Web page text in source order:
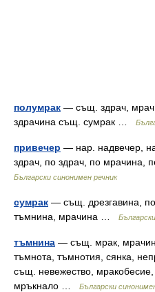
полумрак — същ. здрач,
здрачина същ. сумрак …
привечер — нар. надвечер,
здрач, по здрач, по мрачина,
Български синонимен речник
сумрак — същ. дрезгавина,
тъмнина, мрачина …
тъмнина — същ. мрак,
тъмнота, тъмнотия, сянка,
същ. невежество,
мръкнало …
Български